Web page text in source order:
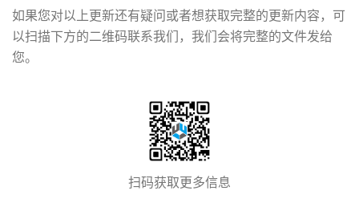
如果您对以上更新还有疑问或者想获取完整的更新内容，可
以扫描下方的二维码联系我们，我们会将完整的文件发给
您。
扫码获取更多信息